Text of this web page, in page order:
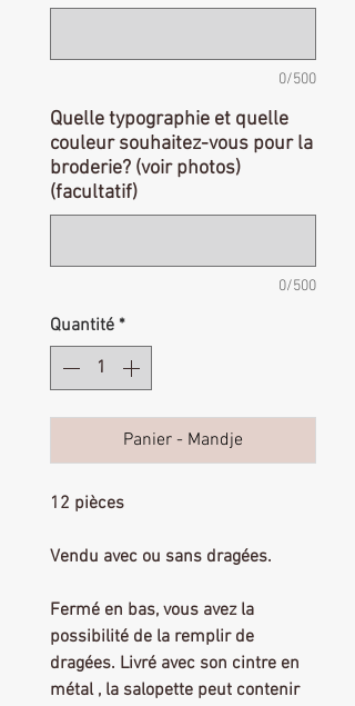
0/500
Quelle typographie et quelle
couleur souhaitez-vous pour la
broderie? (voir photos)
(facultatif)
0/500
Quantité *
Panier - Mandje
12 pièces
Vendu avec ou sans dragées.
Fermé en bas, vous avez la
possibilité de la remplir de
dragées. Livré avec son cintre en
métal , la salopette peut contenir